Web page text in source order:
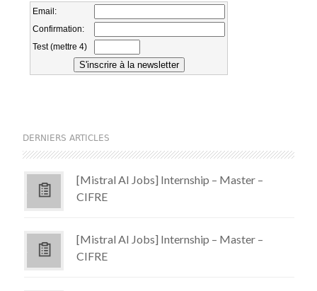
DERNIERS ARTICLES
[Mistral AI Jobs] Internship – Master –
CIFRE
[Mistral AI Jobs] Internship – Master –
CIFRE